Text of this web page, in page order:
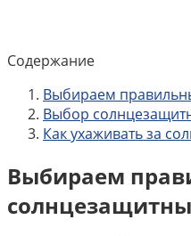
Содержание
Выбираем
Выбор
Как ухаживать за
Выбираем